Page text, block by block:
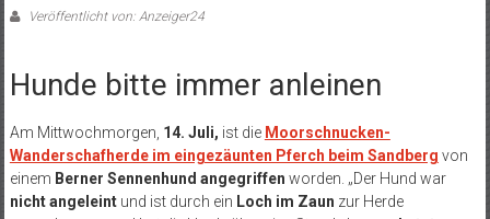
Veröffentlicht von: Anzeiger24
Hunde bitte immer anleinen
Am Mittwochmorgen, 14. Juli, ist die Moorschnucken-
Wanderschafherde im eingezäunten Pferch beim Sandberg von
einem Berner Sennenhund angegriffen worden. „Der Hund war
nicht angeleintund ist durch ein Loch im Zaun zur Herde